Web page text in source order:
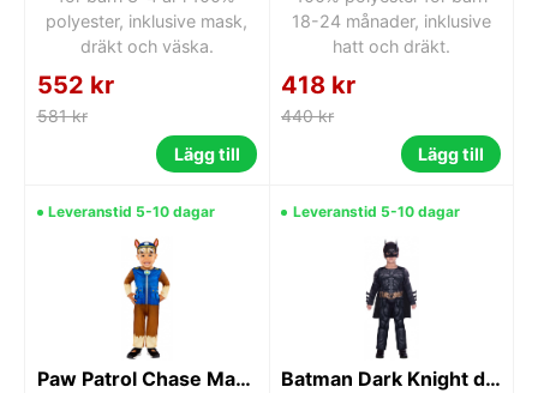
polyester, inklusive mask,
dräkt och väska.
552 kr
581 kr
Lägg till
18-24 månader, inklusive
hatt och dräkt.
418 kr
440 kr
Lägg till
Leveranstid 5-10 dagar
Paw Patrol Chase Maskeraddräkt 2–3 år (98 cm)
Leveranstid 5-10 dagar
Batman Dark Knight dräkt 8-10 år (134 cm)